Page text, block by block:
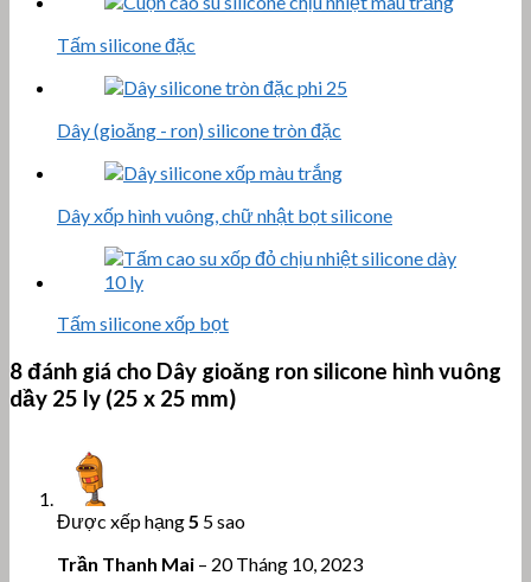
Tấm silicone đặc
Dây (gioăng - ron) silicone tròn đặc
Dây xốp hình vuông, chữ nhật bọt silicone
Tấm silicone xốp bọt
8 đánh giá cho Dây gioăng ron silicone hình vuông
dầy 25 ly (25 x 25 mm)
Được xếp hạng 5 5 sao
Trần Thanh Mai – 20 Tháng 10, 2023